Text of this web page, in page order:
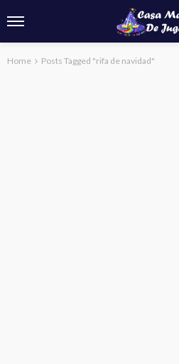
Home Posts Tagged "rifa de navidad"